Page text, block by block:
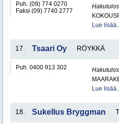
Puh. (09) 774 0270
Faksi (09) 7740 2777
Lue lisää..
17. Tsaari Oy RÖYKKÄ
Puh. 0400 913 302
Lue lisää..
18. Sukellus Bryggman